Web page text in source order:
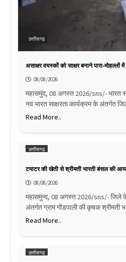
छत्तीसगढ़
असाक्षर वयस्कों को साक्षर बनाने पारा-मोहल्लों
08/08/2026
महासमुंद, 08 अगस्त 2026/sns/- भारत
नव भारत साक्षरता कार्यक्रम के अंतर्गत
Read More..
छत्तीसगढ़
टमाटर की खेती से श्रीमती भारती बंसल की
08/08/2026
महासमुन्द, 08 अगस्त 2026/sns/- जिले
अंतर्गत ग्राम गोंडपाली की कृषक श्रीमती
Read More..
छत्तीसगढ़